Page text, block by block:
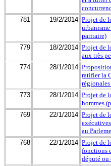
781 19/2/2014 Projet de
paritaire)
779 18/2/2014 Projet de
aux très
774 28/1/2014
ratifier la
773 28/1/2014 Projet de
hommes
769 22/1/2014 Projet de
au
768 22/1/2014 Projet de
fonctions
député ou